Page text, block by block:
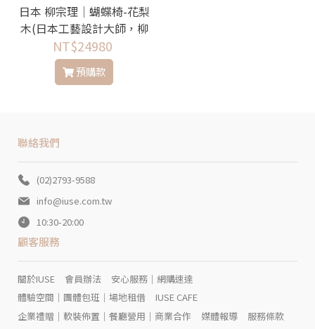
日本 柳宗理│蝴蝶椅-花梨
木(日本工藝設計大師，柳
宗理x天童木工 經典設計傢
俱，MOMA永久收藏)
NT$24980
預購款
聯絡我們
(02)2793-9588
info@iuse.com.tw
10:30-20:00
顧客服務
關於IUSE 會員辦法
安心服務｜網購速達
體驗空間｜團體包班｜場地租借
IUSE CAFE
企業禮贈｜軟裝佈置｜餐廳營用｜商業合作
媒體報導
服務條款